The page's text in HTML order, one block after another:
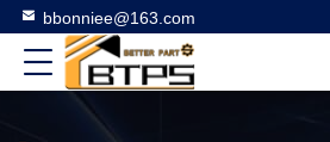
bbonniee@163.com